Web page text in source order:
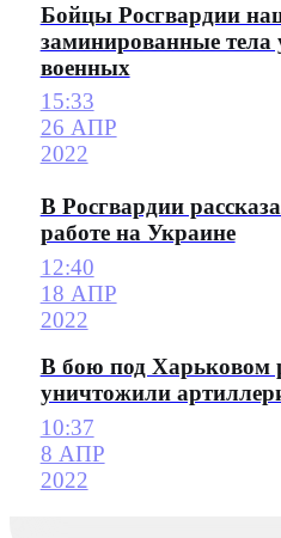
Бойцы Росгвардии
заминированные тела
военных
15:33
26 АПР
2022
В Росгвардии
работе на Украине
12:40
18 АПР
2022
В бою под Харьковом
уничтожили
10:37
8 АПР
2022